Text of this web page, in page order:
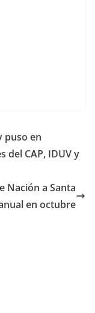
puso en
del CAP, IDUV y
Nación a Santa
en octubre